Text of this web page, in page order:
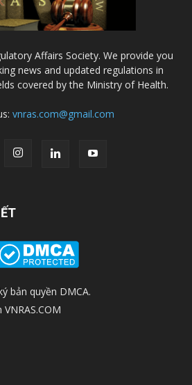
Affairs Society. We provide you
news and updated regulations in
covered by the Ministry of Health.
vnras.com@gmail.com
bản quyền DMCA.